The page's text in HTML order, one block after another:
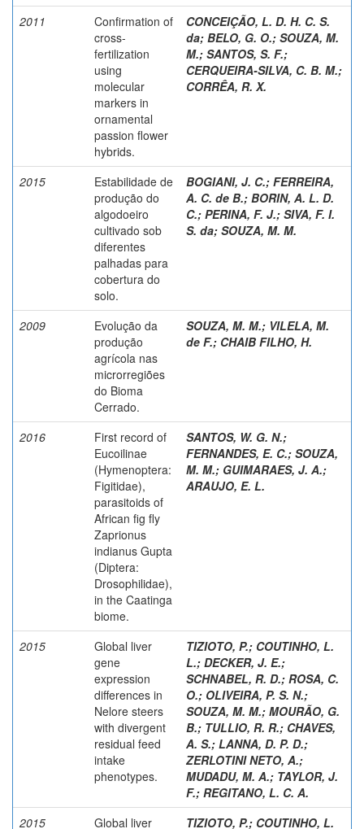
2011
Confirmation of
cross-
fertilization
using
molecular
markers in
ornamental
passion flower
hybrids.
CONCEIÇÃO, L. D. H. C. S.
da; BELO, G. O.; SOUZA, M.
M.; SANTOS, S. F.;
CERQUEIRA-SILVA, C. B. M.;
CORRÊA, R. X.
2015
Estabilidade de
produção do
algodoeiro
cultivado sob
diferentes
palhadas para
cobertura do
solo.
BOGIANI, J. C.; FERREIRA,
A. C. de B.; BORIN, A. L. D.
C.; PERINA, F. J.; SIVA, F. I.
S. da; SOUZA, M. M.
2009
Evolução da
produção
agrícola nas
microrregiões
do Bioma
Cerrado.
SOUZA, M. M.; VILELA, M.
de F.; CHAIB FILHO, H.
2016
First record of
Eucoilinae
(Hymenoptera:
Figitidae),
parasitoids of
African fig fly
Zaprionus
indianus Gupta
(Diptera:
Drosophilidae),
in the Caatinga
biome.
SANTOS, W. G. N.;
FERNANDES, E. C.; SOUZA,
M. M.; GUIMARAES, J. A.;
ARAUJO, E. L.
2015
Global liver
gene
expression
differences in
Nelore steers
with divergent
residual feed
intake
phenotypes.
TIZIOTO, P.; COUTINHO, L.
L.; DECKER, J. E.;
SCHNABEL, R. D.; ROSA, C.
O.; OLIVEIRA, P. S. N.;
SOUZA, M. M.; MOURÃO, G.
B.; TULLIO, R. R.; CHAVES,
A. S.; LANNA, D. P. D.;
ZERLOTINI NETO, A.;
MUDADU, M. A.; TAYLOR, J.
F.; REGITANO, L. C. A.
2015
Global liver TIZIOTO, P.; COUTINHO, L.